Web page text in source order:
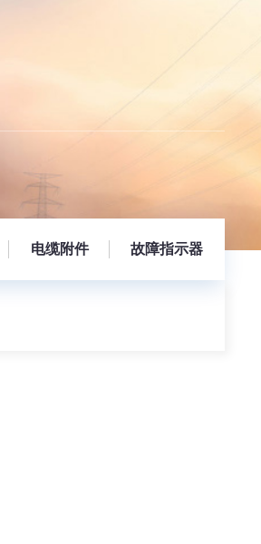
电缆附件 故障指示器